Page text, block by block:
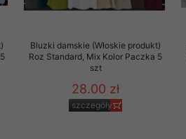
Bluzki damskie (Włoskie produkt)
Roz Standard, Mix Kolor Paczka 5
szt
28.00 zł
szczegóły